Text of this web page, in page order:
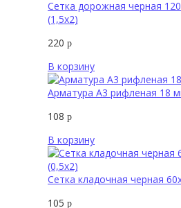
Сетка дорожная черная
(1,5х2)
220 р
В корзину
Арматура А3 рифленая 18
108 р
В корзину
Сетка кладочная черная
105 р